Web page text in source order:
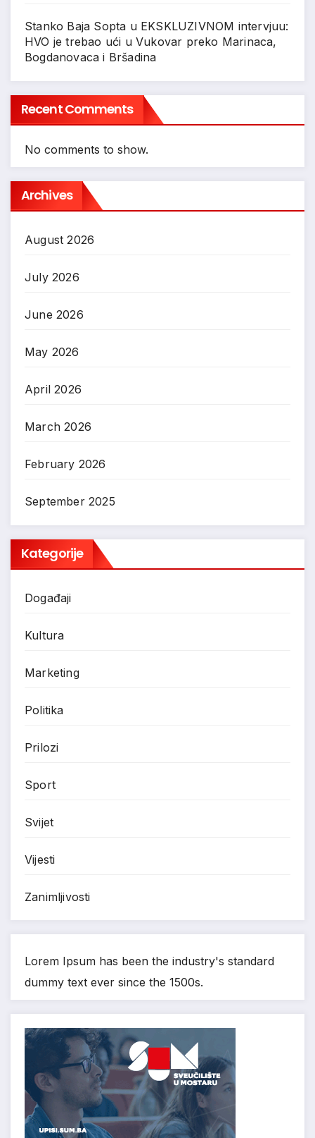
Stanko Baja Sopta u EKSKLUZIVNOM intervjuu:
HVO je trebao ući u Vukovar preko Marinaca,
Bogdanovaca i Bršadina
Recent Comments
No comments to show.
Archives
August 2026
July 2026
June 2026
May 2026
April 2026
March 2026
February 2026
September 2025
Kategorije
Događaji
Kultura
Marketing
Politika
Prilozi
Sport
Svijet
Vijesti
Zanimljivosti
Lorem Ipsum has been the industry's standard
dummy text ever since the 1500s.